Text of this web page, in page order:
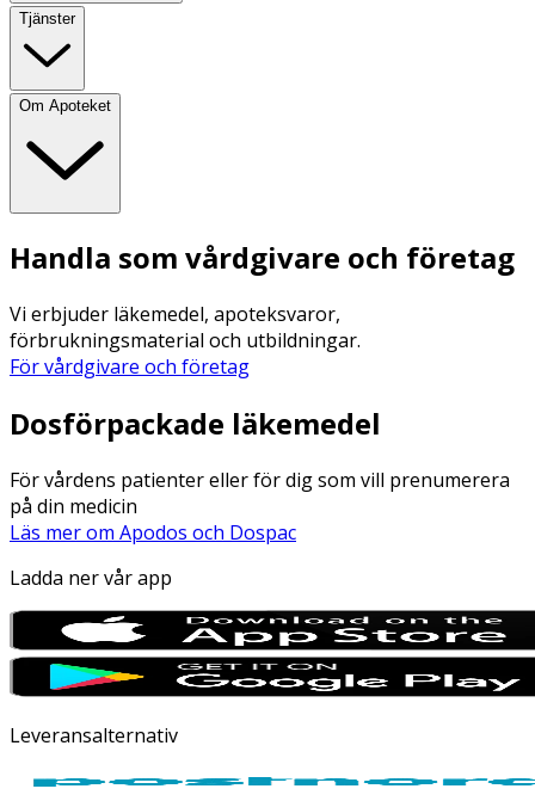
Tjänster
Om Apoteket
Handla som vårdgivare och företag
Vi erbjuder läkemedel, apoteksvaror,
förbrukningsmaterial och utbildningar.
För vårdgivare och företag
Dosförpackade läkemedel
För vårdens patienter eller för dig som vill prenumerera
på din medicin
Läs mer om Apodos och Dospac
Ladda ner vår app
Leveransalternativ